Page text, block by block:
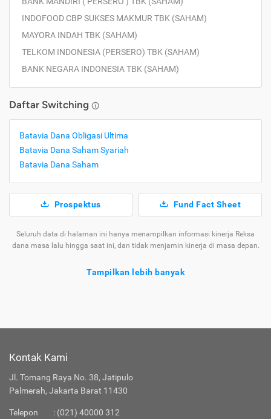
INDOFOOD CBP SUKSES MAKMUR TBK (SAHAM)
MAYORA INDAH TBK (SAHAM)
TELKOM INDONESIA (PERSERO) TBK (SAHAM)
BANK NEGARA INDONESIA TBK (SAHAM)
Daftar Switching
Batavia Dana Obligasi Ultima
Batavia Dana Saham Syariah
Batavia Dana Saham
Prospektus Fund Fact Sheet
Seluruh data di halaman ini hanya menampilkan informasi kinerja Reksa
dana masa lalu hingga saat ini, dan tidak menjamin kinerja di masa depan.
Tampilkan lebih banyak
Apakah Layanan Reksa Dana di Cermati Aman?
Kontak Kami
Jl. Tomang Raya No. 38, Jatipulo
Palmerah, Jakarta Barat 11430
Telepon : (021) 40000 312